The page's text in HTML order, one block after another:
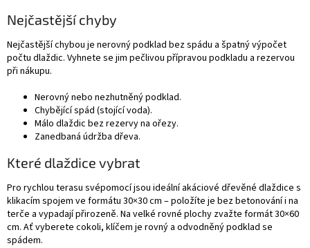
Nejčastější chyby
Nejčastější chybou je nerovný podklad bez spádu a špatný výpočet
počtu dlaždic. Vyhnete se jim pečlivou přípravou podkladu a rezervou
při nákupu.
Nerovný nebo nezhutněný podklad.
Chybějící spád (stojící voda).
Málo dlaždic bez rezervy na ořezy.
Zanedbaná údržba dřeva.
Které dlaždice vybrat
Pro rychlou terasu svépomocí jsou ideální akáciové dřevěné dlaždice s
klikacím spojem ve formátu 30×30 cm – položíte je bez betonování i na
terče a vypadají přirozeně. Na velké rovné plochy zvažte formát 30×60
cm. Ať vyberete cokoli, klíčem je rovný a odvodněný podklad se
spádem.